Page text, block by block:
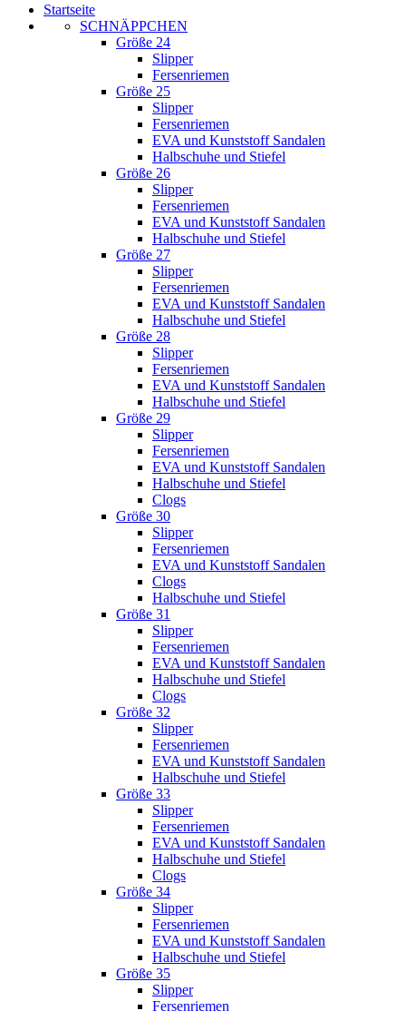
Startseite
SCHNÄPPCHEN
Größe 24
Slipper
Fersenriemen
Größe 25
Slipper
Fersenriemen
EVA und Kunststoff Sandalen
Halbschuhe und Stiefel
Größe 26
Slipper
Fersenriemen
EVA und Kunststoff Sandalen
Halbschuhe und Stiefel
Größe 27
Slipper
Fersenriemen
EVA und Kunststoff Sandalen
Halbschuhe und Stiefel
Größe 28
Slipper
Fersenriemen
EVA und Kunststoff Sandalen
Halbschuhe und Stiefel
Größe 29
Slipper
Fersenriemen
EVA und Kunststoff Sandalen
Halbschuhe und Stiefel
Clogs
Größe 30
Slipper
Fersenriemen
EVA und Kunststoff Sandalen
Clogs
Halbschuhe und Stiefel
Größe 31
Slipper
Fersenriemen
EVA und Kunststoff Sandalen
Halbschuhe und Stiefel
Clogs
Größe 32
Slipper
Fersenriemen
EVA und Kunststoff Sandalen
Halbschuhe und Stiefel
Größe 33
Slipper
Fersenriemen
EVA und Kunststoff Sandalen
Halbschuhe und Stiefel
Clogs
Größe 34
Slipper
Fersenriemen
EVA und Kunststoff Sandalen
Halbschuhe und Stiefel
Größe 35
Slipper
Fersenriemen